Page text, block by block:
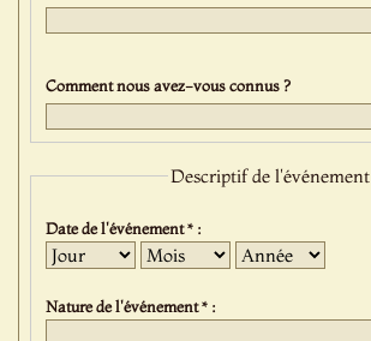
Comment nous avez-vous connus ?
Descriptif de l'événement
Date de l'événement * :
Jour Mois Année
Nature de l'événement * :